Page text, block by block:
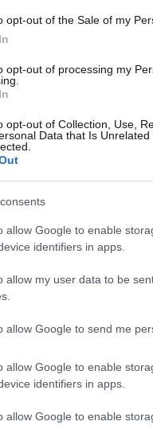
opt-out of the Sale of my
opt-out of processing my
opt-out of Collection, Use,
Data that Is
allow Google to enable
identifiers in apps.
allow my user data to be
allow Google to send me
allow Google to enable
identifiers in apps.
allow Google to enable
δικαιοσύνης
της
υπουργός ‘Ακης
ανακριτή με
αρνείται
να
2003 οπότε και
αμοιβής 300
επίσης ότι δεν
του.